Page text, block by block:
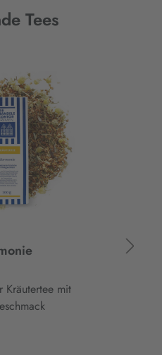
Tees
Kräutertee mit